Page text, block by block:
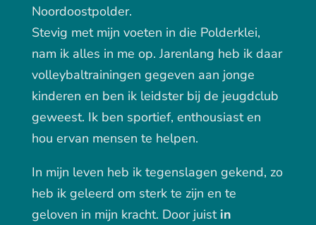
Noordoostpolder.
Stevig met mijn voeten in die Polderklei,
nam ik alles in me op. Jarenlang heb ik daar
volleybaltrainingen gegeven aan jonge
kinderen en ben ik leidster bij de jeugdclub
geweest. Ik ben sportief, enthousiast en
hou ervan mensen te helpen.
In mijn leven heb ik tegenslagen gekend, zo
heb ik geleerd om sterk te zijn en te
geloven in mijn kracht. Door juistin